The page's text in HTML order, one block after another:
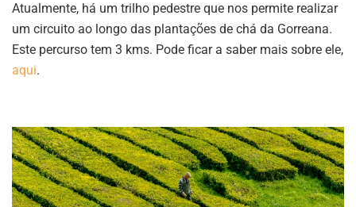
Atualmente, há um trilho pedestre que nos permite realizar
um circuito ao longo das plantações de chá da Gorreana.
Este percurso tem 3 kms. Pode ficar a saber mais sobre ele,
aqui.